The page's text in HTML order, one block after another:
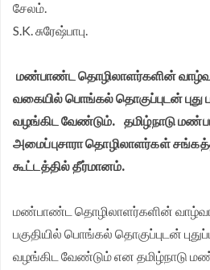
சேலம்.
S.K. சுரேஷ்பாபு.
மண்பாண்ட தொழிலாளர்களின்
வகையில் பொங்கல் தொகுப்புடன் புது
வழங்கிட வேண்டும். தமிழ்நாடு
அமைப்புசாரா தொழிலாளர்கள்
கூட்டத்தில் தீர்மானம்.
மண்பாண்ட தொழிலாளர்களின்
பகுதியில் பொங்கல் தொகுப்புடன்
வழங்கிட வேண்டும் என தமிழ்நாடு